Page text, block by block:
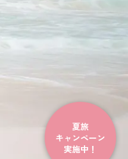
夏旅
キャンペーン
実施中！